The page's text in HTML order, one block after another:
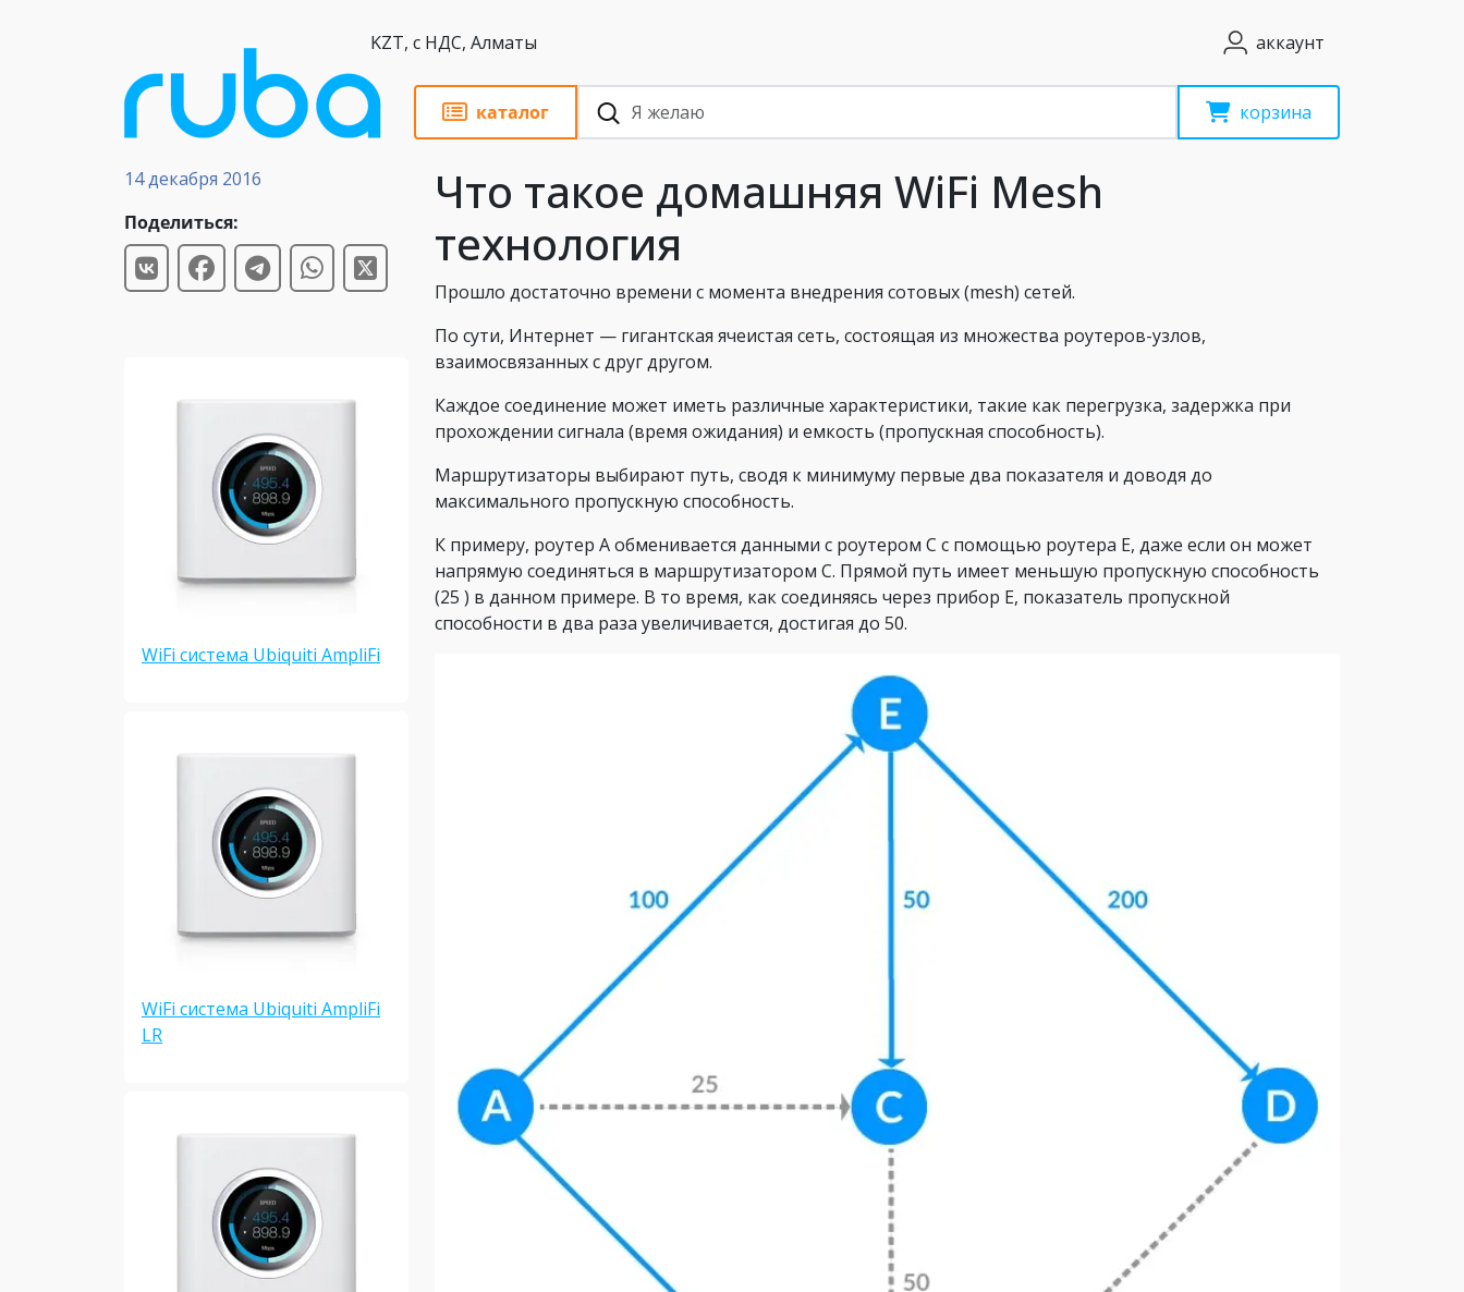
KZT, с НДС, Алматы аккаунт
каталог корзина
Статьи
14 декабря 2016
Поделиться:
WiFi система Ubiquiti AmpliFi
WiFi система Ubiquiti AmpliFi
LR
Что такое домашняя WiFi Mesh
технология
Прошло достаточно времени с момента внедрения сотовых (mesh) сетей.
По сути, Интернет — гигантская ячеистая сеть, состоящая из множества роутеров-узлов,
взаимосвязанных с друг другом.
Каждое соединение может иметь различные характеристики, такие как перегрузка, задержка при
прохождении сигнала (время ожидания) и емкость (пропускная способность).
Маршрутизаторы выбирают путь, сводя к минимуму первые два показателя и доводя до
максимального пропускную способность.
К примеру, роутер А обменивается данными с роутером С с помощью роутера Е, даже если он может
напрямую соединяться в маршрутизатором С. Прямой путь имеет меньшую пропускную способность
(25 ) в данном примере. В то время, как соединяясь через прибор Е, показатель пропускной
способности в два раза увеличивается, достигая до 50.